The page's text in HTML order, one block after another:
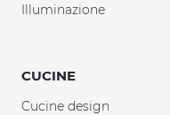
Illuminazione
CUCINE
Cucine design